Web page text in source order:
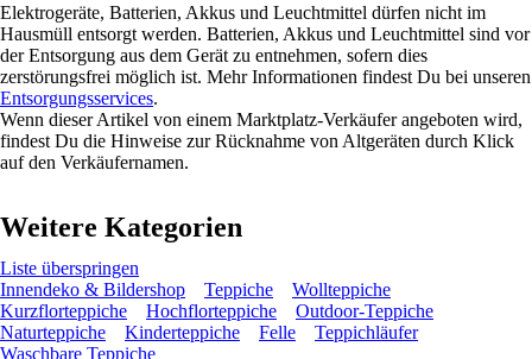
Elektrogeräte, Batterien, Akkus und Leuchtmittel dürfen nicht im
Hausmüll entsorgt werden. Batterien, Akkus und Leuchtmittel sind vor
der Entsorgung aus dem Gerät zu entnehmen, sofern dies
zerstörungsfrei möglich ist. Mehr Informationen findest Du bei unseren
Entsorgungsservices.
Wenn dieser Artikel von einem Marktplatz-Verkäufer angeboten wird,
findest Du die Hinweise zur Rücknahme von Altgeräten durch Klick
auf den Verkäufernamen.
Weitere Kategorien
Liste überspringen
Innendeko & Bildershop
Teppiche
Wollteppiche
Kurzflorteppiche
Hochflorteppiche
Outdoor-Teppiche
Naturteppiche
Kinderteppiche Felle
Teppichläufer
Waschbare Teppiche